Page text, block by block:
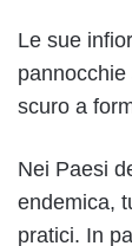
Le sue
scuro a
Nei Paesi
endemica,
pratici. In